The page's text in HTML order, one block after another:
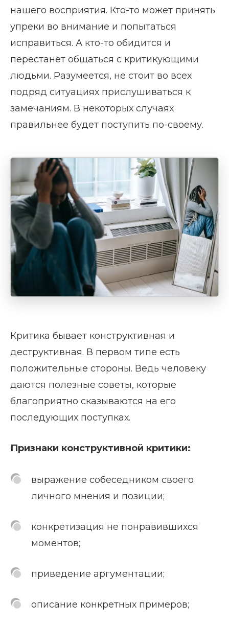
нашего восприятия. Кто-то может принять
упреки во внимание и попытаться
исправиться. А кто-то обидится и
перестанет общаться с критикующими
людьми. Разумеется, не стоит во всех
подряд ситуациях прислушиваться к
замечаниям. В некоторых случаях
правильнее будет поступить по-своему.
Критика бывает конструктивная и
деструктивная. В первом типе есть
положительные стороны. Ведь человеку
даются полезные советы, которые
благоприятно сказываются на его
последующих поступках.
Признаки конструктивной критики:
выражение собеседником своего
личного мнения и позиции;
конкретизация не понравившихся
моментов;
приведение аргументации;
описание конкретных примеров;